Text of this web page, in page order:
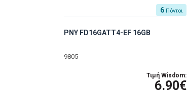
6 Πόντοι
PNY FD16GATT4-EF 16GB
9805
Τιμή Wisdom:
6.90€